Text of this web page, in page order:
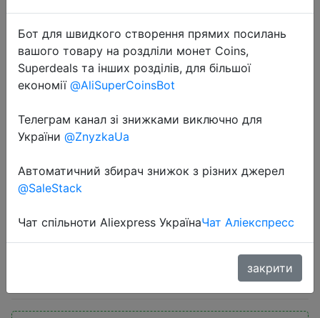
2021-01-24
Летние Для мужчин кроссовки из
кроссовки на шнуровке обувь для
бега для мужчин кроссовки
тренажерный з�…
Бот для швидкого створення прямих посилань
вашого товару на роздліли монет Coins,
Superdeals та інших розділів, для більшої
економії @AliSuperCoinsBot
Телеграм канал зі знижками виключно для
України @ZnyzkaUa
Автоматичний збирач знижок з різних джерел
@SaleStack
Чат спільноти Aliexpress УкраїнаЧат Аліекспресс
закрити